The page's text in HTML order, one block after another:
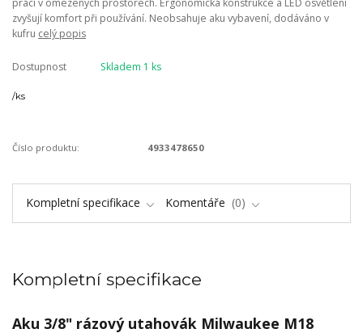
práci v omezených prostorech. Ergonomická konstrukce a LED osvětlení
zvyšují komfort při používání. Neobsahuje aku vybavení, dodáváno v
kufru celý popis
Dostupnost Skladem 1 ks
/ks
Číslo produktu: 4933478650
Kompletní specifikace Komentáře 0
Kompletní specifikace
Aku 3/8" rázový utahovák Milwaukee M18